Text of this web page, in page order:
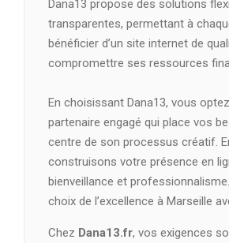
Dana13 propose des solutions
transparentes, permettant à
bénéficier d’un site internet de
compromettre ses ressources
En choisissant Dana13, vous
partenaire engagé qui place vos
centre de son processus créatif.
construisons votre présence en
bienveillance et
choix de l’excellence à Marseille
Chez Dana13.fr, vos exigences